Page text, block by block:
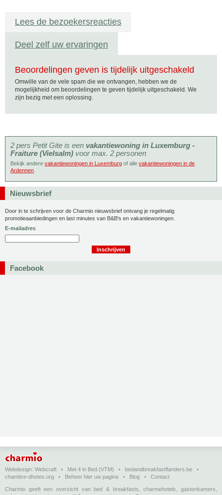
Lees de bezoekersreacties
Deel zelf uw ervaringen
Beoordelingen geven is tijdelijk uitgeschakeld
Omwille van de vele spam die we ontvangen, hebben we de
mogelijkheid om beoordelingen te geven tijdelijk uitgeschakeld. We
zijn bezig met een oplossing.
2 pers Petit Gite is een vakantiewoning in Luxemburg -
Fraiture (Vielsalm) voor max. 2 personen
Bekijk andere vakantiewoningen in Luxemburg of alle vakantiewoningen in de
Ardennen
Nieuwsbrief
Door in te schrijven voor de Charmio nieuwsbrief ontvang je regelmatig
promotieaanbiedingen en last minutes van B&B's en vakantiewoningen.
E-mailadres
Facebook
Webdesign: Webcraft • Met 4 in Bed (VTM) • bedandbreakfastflanders.be •
chambre-dhotes.org • Beheer hier uw pagina • Blog • Contact
Charmio geeft een overzicht van bed & breakfasts, charmehotels, gastenkamers,